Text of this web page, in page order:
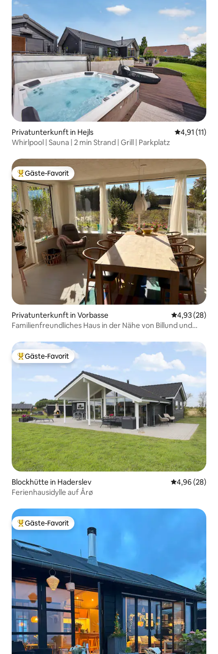
Privatunterkunft in Hejls
4,91 (11)
Whirlpool | Sauna | 2 min Strand | Grill | Parkplatz
Beliebter Gäste-Favorit.
Gäste-Favorit
Privatunterkunft in Vorbasse
4,93 (28)
Familienfreundliches Haus in der Nähe von Billund und
Beliebter Gäste-Favorit.
Gäste-Favorit
Blockhütte in Haderslev
4,96 (28)
Ferienhausidylle auf Årø
Beliebter Gäste-Favorit.
Gäste-Favorit